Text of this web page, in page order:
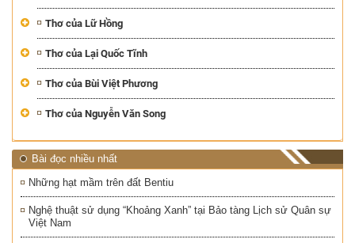
Thơ của Lữ Hồng
Thơ của Lại Quốc Tĩnh
Thơ của Bùi Việt Phương
Thơ của Nguyễn Văn Song
Bài đọc nhiều nhất
Những hạt mầm trên đất Bentiu
Nghệ thuật sử dụng “Khoảng Xanh” tại Bảo tàng Lịch sử Quân sự
Việt Nam